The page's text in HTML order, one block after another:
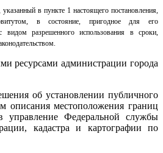
в пункте 1 настоящего постановления,
в состояние, пригодное для его
видом разрешенного использования в сроки,
ресурсами администрации города
об установлении публичного
описания местоположения границ
управление Федеральной службы
кадастра и картографии по